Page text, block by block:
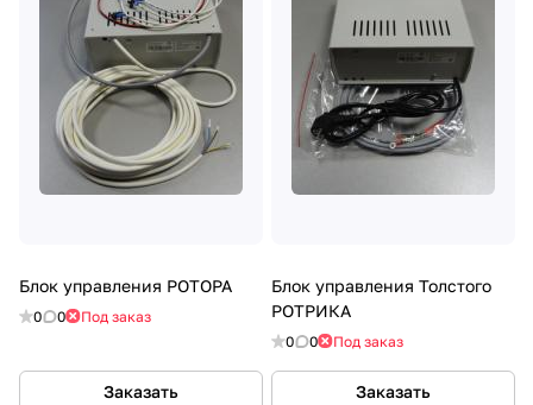
Блок управления РОТОРА
0 0 Под заказ
Заказать
Блок управления Толстого
РОТРИКА
0 0 Под заказ
Заказать